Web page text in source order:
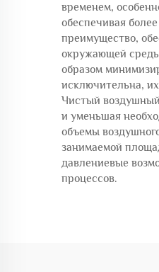
временем,
обеспечивая
преимущество,
окружающей
образом
исключительна,
Чистый
и уменьшая
объемы
занимаемой
давлениевые
процессов.